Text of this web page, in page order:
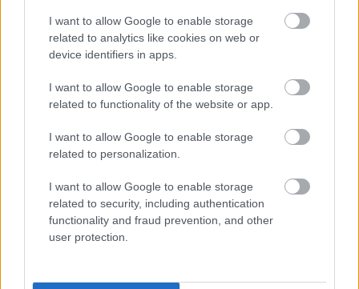
I want to allow Google to enable storage
related to analytics like cookies on web or
device identifiers in apps.
I want to allow Google to enable storage
related to functionality of the website or app.
I want to allow Google to enable storage
related to personalization.
I want to allow Google to enable storage
related to security, including authentication
functionality and fraud prevention, and other
user protection.
Kultúra Magyarország Kiállítás Képző Kitüntetés